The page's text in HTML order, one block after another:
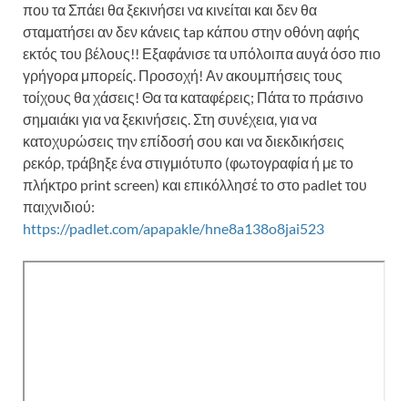
που τα Σπάει θα ξεκινήσει να κινείται και δεν θα
σταματήσει αν δεν κάνεις tap κάπου στην οθόνη αφής
εκτός του βέλους!! Εξαφάνισε τα υπόλοιπα αυγά όσο πιο
γρήγορα μπορείς. Προσοχή! Αν ακουμπήσεις τους
τοίχους θα χάσεις! Θα τα καταφέρεις; Πάτα το πράσινο
σημαιάκι για να ξεκινήσεις. Στη συνέχεια, για να
κατοχυρώσεις την επίδοσή σου και να διεκδικήσεις
ρεκόρ, τράβηξε ένα στιγμιότυπο (φωτογραφία ή με το
πλήκτρο print screen) και επικόλλησέ το στο padlet του
παιχνιδιού:
https://padlet.com/apapakle/hne8a138o8jai523